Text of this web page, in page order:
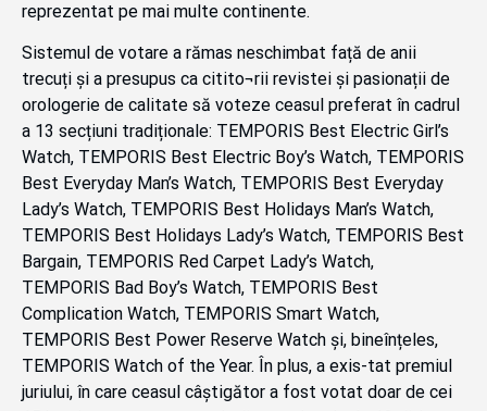
reprezentat pe mai multe continente.
Sistemul de votare a rămas neschimbat față de anii
trecuți și a presupus ca citito¬rii revistei și pasionații de
orologerie de calitate să voteze ceasul preferat în cadrul
a 13 secțiuni tradiționale: TEMPORIS Best Electric Girl’s
Watch, TEMPORIS Best Electric Boy’s Watch, TEMPORIS
Best Everyday Man’s Watch, TEMPORIS Best Everyday
Lady’s Watch, TEMPORIS Best Holidays Man’s Watch,
TEMPORIS Best Holidays Lady’s Watch, TEMPORIS Best
Bargain, TEMPORIS Red Carpet Lady’s Watch,
TEMPORIS Bad Boy’s Watch, TEMPORIS Best
Complication Watch, TEMPORIS Smart Watch,
TEMPORIS Best Power Reserve Watch și, bineînțeles,
TEMPORIS Watch of the Year. În plus, a exis-tat premiul
juriului, în care ceasul câștigător a fost votat doar de cei